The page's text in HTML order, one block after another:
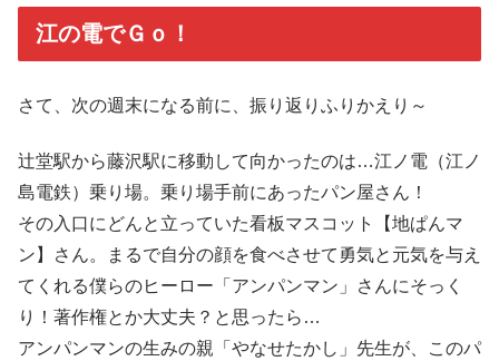
江の電でＧｏ！
さて、次の週末になる前に、振り返りふりかえり～
辻堂駅から藤沢駅に移動して向かったのは…江ノ電（江ノ
島電鉄）乗り場。乗り場手前にあったパン屋さん！
その入口にどんと立っていた看板マスコット【地ぱんマ
ン】さん。まるで自分の顔を食べさせて勇気と元気を与え
てくれる僕らのヒーロー「アンパンマン」さんにそっく
り！著作権とか大丈夫？と思ったら…
アンパンマンの生みの親「やなせたかし」先生が、このパ